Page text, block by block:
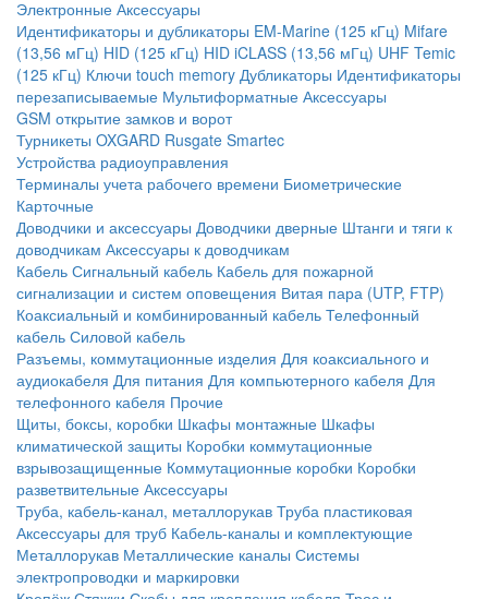
Электронные Аксессуары
Идентификаторы и дубликаторы EM-Marine (125 кГц) Mifare
(13,56 мГц) HID (125 кГц) HID iCLASS (13,56 мГц) UHF Temic
(125 кГц) Ключи touch memory Дубликаторы Идентификаторы
перезаписываемые Мультиформатные Аксессуары
GSM открытие замков и ворот
Турникеты OXGARD Rusgate Smartec
Устройства радиоуправления
Терминалы учета рабочего времени Биометрические
Карточные
Доводчики и аксессуары Доводчики дверные Штанги и тяги к
доводчикам Аксессуары к доводчикам
Кабель Сигнальный кабель Кабель для пожарной
сигнализации и систем оповещения Витая пара (UTP, FTP)
Коаксиальный и комбинированный кабель Телефонный
кабель Силовой кабель
Разъемы, коммутационные изделия Для коаксиального и
аудиокабеля Для питания Для компьютерного кабеля Для
телефонного кабеля Прочие
Щиты, боксы, коробки Шкафы монтажные Шкафы
климатической защиты Коробки коммутационные
взрывозащищенные Коммутационные коробки Коробки
разветвительные Аксессуары
Труба, кабель-канал, металлорукав Труба пластиковая
Аксессуары для труб Кабель-каналы и комплектующие
Металлорукав Металлические каналы Системы
электропроводки и маркировки